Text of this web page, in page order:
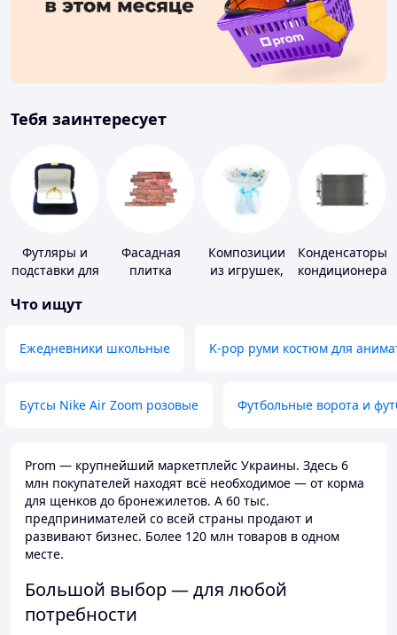
Тебя заинтересует
Футляры и
подставки для
Фасадная
плитка
Композиции
из игрушек,
Конденсаторы
кондиционера
Что ищут
Ежедневники школьные K-pop руми костюм для
Бутсы Nike Air Zoom розовые Футбольные ворота и
Prom — крупнейший маркетплейс Украины. Здесь 6
млн покупателей находят всё необходимое — от корма
для щенков до бронежилетов. А 60 тыс.
предпринимателей со всей страны продают и
развивают бизнес. Более 120 млн товаров в одном
месте.
Большой выбор — для любой
потребности